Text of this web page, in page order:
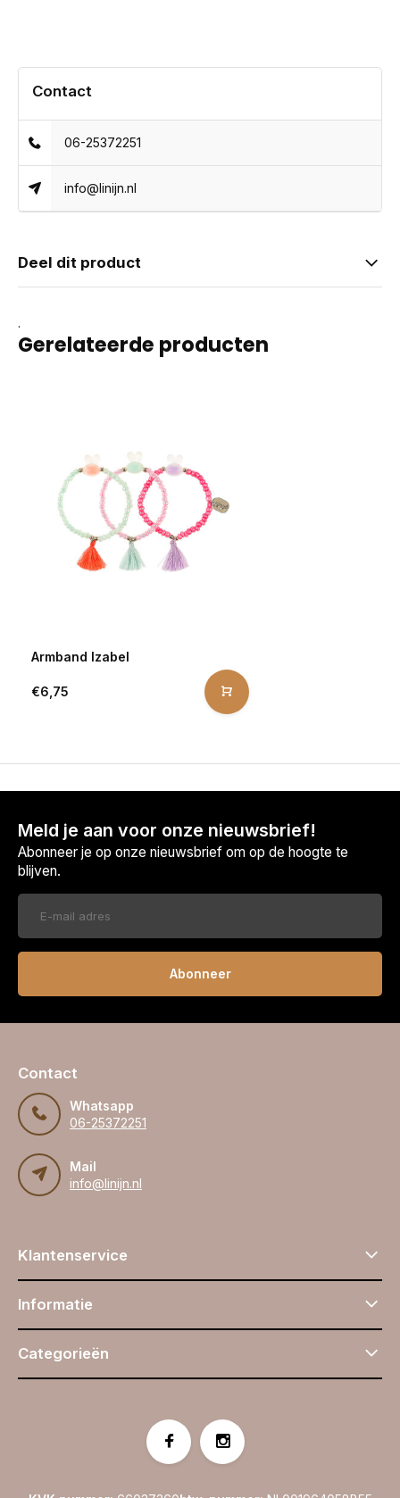
Contact
06-25372251
info@linijn.nl
Deel dit product
.
Gerelateerde producten
Armband Izabel
€6,75
Meld je aan voor onze nieuwsbrief!
Abonneer je op onze nieuwsbrief om op de hoogte te
blijven.
Abonneer
Contact
Whatsapp
06-25372251
Mail
info@linijn.nl
Klantenservice
Informatie
Categorieën